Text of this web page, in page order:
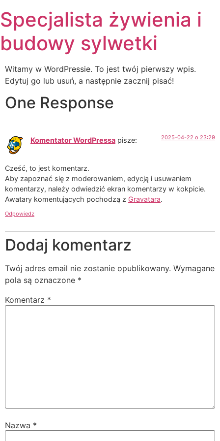
to
content
Specjalista żywienia i
budowy sylwetki
Witamy w WordPressie. To jest twój pierwszy wpis.
Edytuj go lub usuń, a następnie zacznij pisać!
One Response
Komentator WordPressa pisze: 2025-04-22 o 23:29
Cześć, to jest komentarz.
Aby zapoznać się z moderowaniem, edycją i usuwaniem
komentarzy, należy odwiedzić ekran komentarzy w kokpicie.
Awatary komentujących pochodzą z Gravatara.
Odpowiedz
Dodaj komentarz
Twój adres email nie zostanie opublikowany. Wymagane
pola są oznaczone *
Komentarz *
Nazwa *